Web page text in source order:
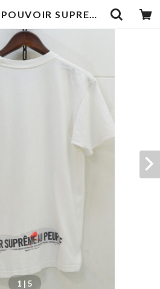
SUPREME POUVOIR SUPREME AU PEUPLE Tシャツ | goodbadstore
1 | 5